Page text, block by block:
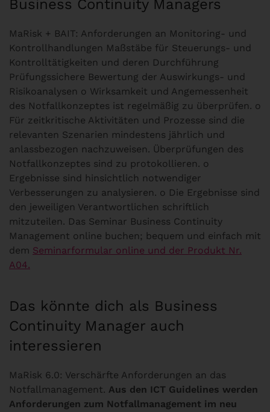
Business Continuity Managers
MaRisk + BAIT: Anforderungen an Monitoring- und
Kontrollhandlungen Maßstäbe für Steuerungs- und
Kontrolltätigkeiten und deren Durchführung
Prüfungssichere Bewertung der Auswirkungs- und
Risikoanalysen o Wirksamkeit und Angemessenheit
des Notfallkonzeptes ist regelmäßig zu überprüfen. o
Für zeitkritische Aktivitäten und Prozesse sind die
relevanten Szenarien mindestens jährlich und
anlassbezogen nachzuweisen. Überprüfungen des
Notfallkonzeptes sind zu protokollieren. o
Ergebnisse sind hinsichtlich notwendiger
Verbesserungen zu analysieren. o Die Ergebnisse sind
den jeweiligen Verantwortlichen schriftlich
mitzuteilen. Das Seminar Business Continuity
Management online buchen; bequem und einfach mit
dem Seminarformular online und der Produkt Nr.
A04.
Das könnte dich als Business
Continuity Manager auch
interessieren
MaRisk 6.0: Verschärfte Anforderungen an das
Notfallmanagement. Aus den ICT Guidelines werden
Anforderungen zum Notfallmanagement im neu